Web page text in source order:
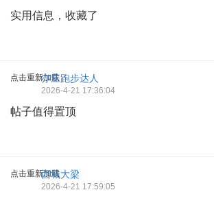
实用信息，收藏了
点击重新加载亦庄跑步达人
2026-4-21 17:36:04
帖子值得置顶
点击重新加载西城大梁
2026-4-21 17:59:05